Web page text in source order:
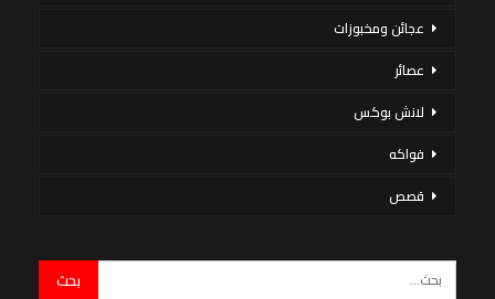
عجائن ومخبوزات
عصائر
لانش بوكس
فواكه
قصص